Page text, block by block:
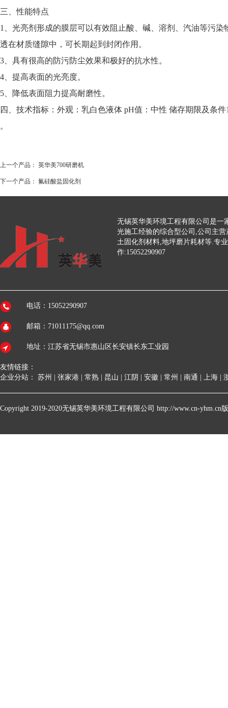
三、性能特点
1、光亮剂形成的膜层可以有效阻止酸、碱、溶剂、汽油等污
透在材质缝隙中，可长期起到封闭作用。
3、具有很高的防污防尘效果和极好的抗水性。
4、提高表面的光亮度。
5、降低表面阻力提高耐磨性。
四、技术指标：外观：乳白色液体 pH值：中性 储存期限及条
。
上一个产品： 英华美700研磨机
下一个产品： 氟硅酸盐固化剂
无锡英华美环境工程有限公司是一
光施工经验的综合型公司,公司主
土固化剂材料,地坪磨片耗材等.专
作:15052290907
电话：15052290907
邮箱：71011175@qq.com
地址：江苏省无锡市惠山区长安镇长东工业园
友情链接：
企业分站： 苏州 张家港 常熟 昆山 江阴 安徽 常州 南通 上海
Copyright 2019-2020无锡英华美环境工程有限公司 http://www.cn-